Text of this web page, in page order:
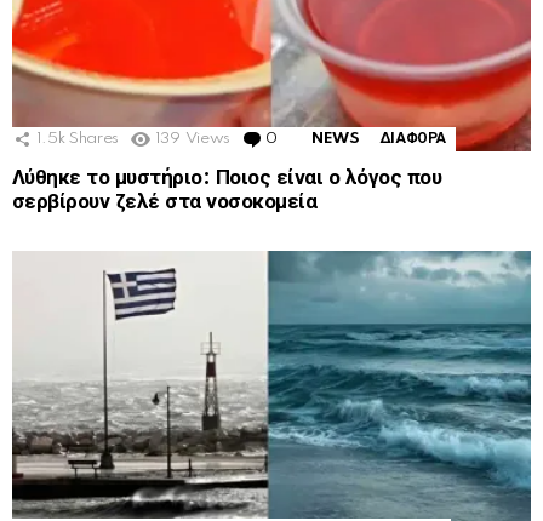
1.5k Shares 139 Views 0 Comments
NEWS ΔΙΑΦΟΡΑ
Λύθηκε το μυστήριο: Ποιος είναι ο λόγος που
σερβίρουν ζελέ στα νοσοκομεία